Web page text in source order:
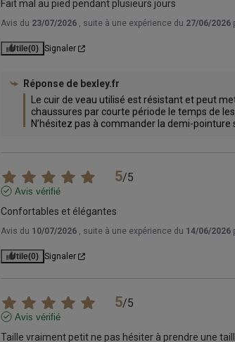
Fait mal au pied pendant plusieurs jours
Avis du 23/07/2026 , suite à une expérience du 27/06/2026
Utile(0) Signaler
Réponse de bexley.fr
Le cuir de veau utilisé est résistant et peut
chaussures par courte période le temps de les
N’hésitez pas à commander la demi-
5/5
Avis vérifié
Confortables et élégantes
Avis du 10/07/2026 , suite à une expérience du 14/06/2026
Utile(0) Signaler
5/5
Avis vérifié
Taille vraiment petit ne pas hésiter à prendre une